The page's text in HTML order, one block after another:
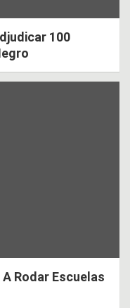
100
Rodar Escuelas